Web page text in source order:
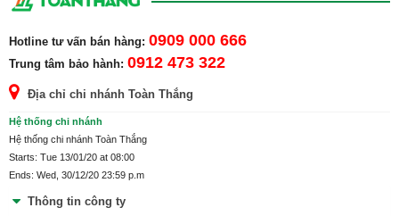
Liên hệ bảo hành:
Chi nhánh địa điểm phân phốiToàn thắng
Hotline tư vấn bán hàng: 0909 000 666
Trung tâm bảo hành: 0912 473 322
Địa chỉ chi nhánh Toàn Thắng
Hệ thống chi nhánh
Hệ thống chi nhánh Toàn Thắng
Starts: Tue 13/01/20 at 08:00
Ends: Wed, 30/12/20 23:59 p.m
Thông tin công ty